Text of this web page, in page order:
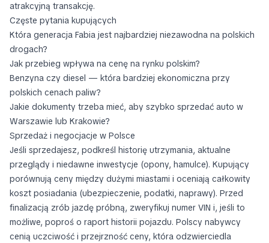
atrakcyjną transakcję.
Częste pytania kupujących
Która generacja Fabia jest najbardziej niezawodna na polskich
drogach?
Jak przebieg wpływa na cenę na rynku polskim?
Benzyna czy diesel — która bardziej ekonomiczna przy
polskich cenach paliw?
Jakie dokumenty trzeba mieć, aby szybko sprzedać auto w
Warszawie lub Krakowie?
Sprzedaż i negocjacje w Polsce
Jeśli sprzedajesz, podkreśl historię utrzymania, aktualne
przeglądy i niedawne inwestycje (opony, hamulce). Kupujący
porównują ceny między dużymi miastami i oceniają całkowity
koszt posiadania (ubezpieczenie, podatki, naprawy). Przed
finalizacją zrób jazdę próbną, zweryfikuj numer VIN i, jeśli to
możliwe, poproś o raport historii pojazdu. Polscy nabywcy
cenią uczciwość i przejrzność ceny, która odzwierciedla